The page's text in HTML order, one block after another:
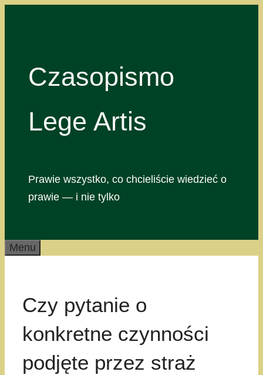
Czasopismo
Lege Artis
Prawie wszystko, co chcieliście wiedzieć o
prawie — i nie tylko
Menu
Czy pytanie o
konkretne czynności
podjęte przez straż